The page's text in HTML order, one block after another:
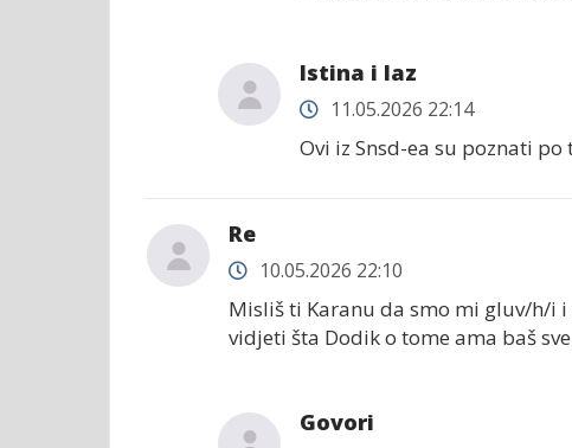
Istina i laz
11.05.2026 22:14
Ovi iz Snsd-ea su poznati
Re
10.05.2026 22:10
Misliš ti Karanu da smo mi gluv/h/i
vidjeti šta Dodik o tome ama baš
Govori